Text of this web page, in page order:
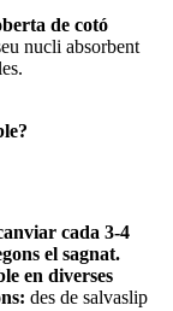
de cotó
nucli absorbent
cada 3-4
el sagnat.
en diverses
des de salvaslip